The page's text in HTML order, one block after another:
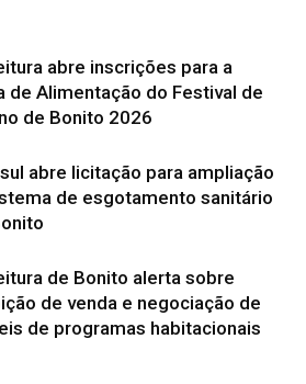
abre inscrições para a
de Alimentação do Festival de
de Bonito 2026
abre licitação para ampliação
de esgotamento sanitário
de Bonito alerta sobre
de venda e negociação de
de programas habitacionais